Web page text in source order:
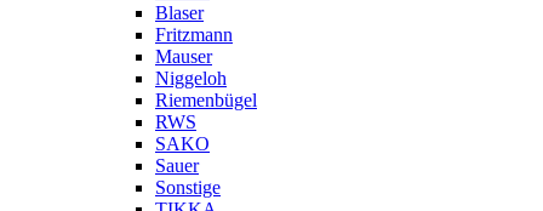
Blaser
Fritzmann
Mauser
Niggeloh
Riemenbügel
RWS
SAKO
Sauer
Sonstige